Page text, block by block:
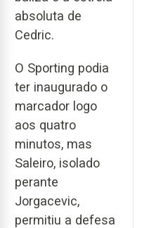
absoluta de
Cedric.
O Sporting podia
ter inaugurado o
marcador logo
aos quatro
minutos, mas
Saleiro, isolado
perante
Jorgacevic,
permitiu a defesa